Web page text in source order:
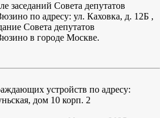
заседаний Совета депутатов
по адресу: ул. Каховка, д. 12Б ,
Совета депутатов
в городе Москве.
устройств по адресу:
дом 10 корп. 2